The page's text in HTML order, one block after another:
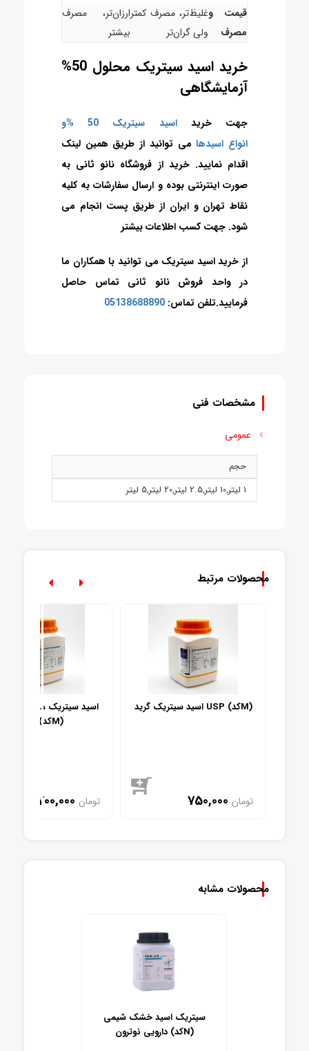
قیمت و
مصرف
غلیظ‌تر، مصرف کمتر
ولی گران‌تر
ارزان‌تر، مصرف
بیشتر
خرید اسید سیتریک محلول 50%
آزمایشگاهی
جهت خرید
اسید سیتریک 50 %و
انواع اسیدها می توانید از طریق همین لینک
اقدام نمایید. خرید از فروشگاه نانو ثانی به
صورت اینترنتی بوده و ارسال سفارشات به کلیه
نقاط تهران و ایران از طریق پستانجام می
شود. جهت کسب اطلاعات بیشتر
از خرید اسید سیتریک می توانید با همکاران ما
در واحد فروش نانو ثانی تماس حاصل
فرمایید.تلفن تماس: 05138688890
مشخصات فنی
عمومی
حجم
1 ليتر
,10 ليتر ,2.5 ليتر ,20 ليتر ,5 ليتر
محصولات مرتبط
اسید سیتریک گرید USP (کدM)
750,000 تومان
اسید سیتریک
USP (کدM)
700,000 تومان
محصولات مشابه
سیتریک اسید خشک شیمی
دارویی نوترون (کدN)